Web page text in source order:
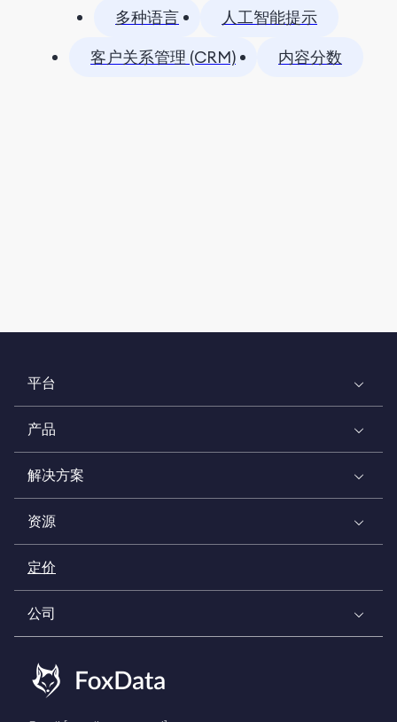
多种语言
人工智能提示
客户关系管理 (CRM)
内容分数
平台
产品
解决方案
资源
定价
公司